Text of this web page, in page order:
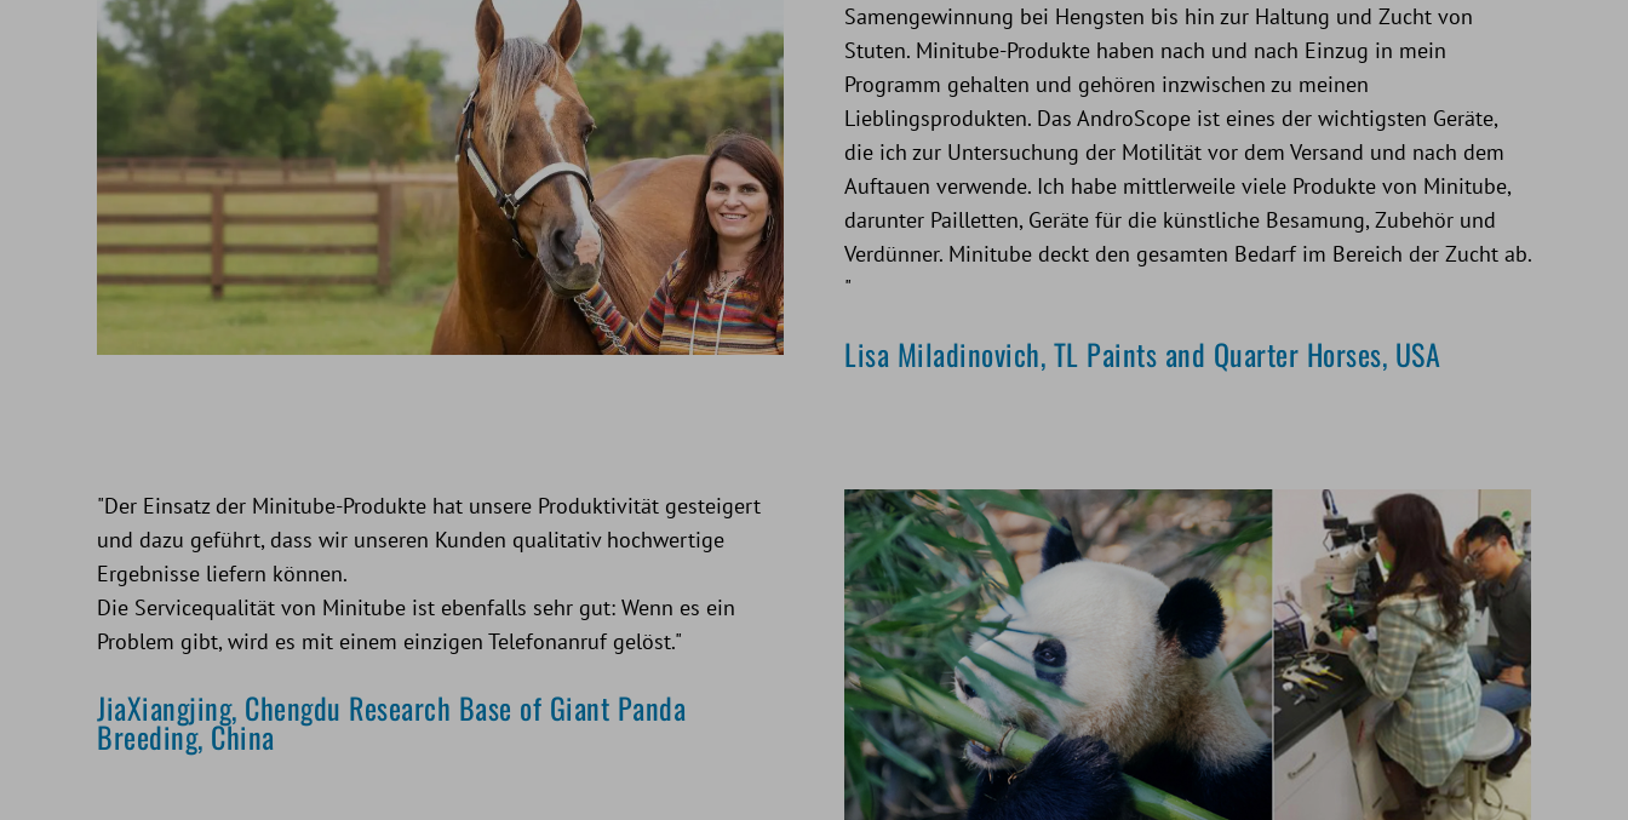
Samengewinnung bei Hengsten bis hin zur Haltung und Zucht von
Stuten. Minitube-Produkte haben nach und nach Einzug in mein
Programm gehalten und gehören inzwischen zu meinen
Lieblingsprodukten. Das AndroScope ist eines der wichtigsten Geräte,
die ich zur Untersuchung der Motilität vor dem Versand und nach dem
Auftauen verwende. Ich habe mittlerweile viele Produkte von Minitube,
darunter Pailletten, Geräte für die künstliche Besamung, Zubehör und
Verdünner. Minitube deckt den gesamten Bedarf im Bereich der Zucht ab.
"
Lisa Miladinovich, TL Paints and Quarter Horses, USA
"Der Einsatz der Minitube-Produkte hat unsere Produktivität gesteigert
und dazu geführt, dass wir unseren Kunden qualitativ hochwertige
Ergebnisse liefern können.
Die Servicequalität von Minitube ist ebenfalls sehr gut: Wenn es ein
Problem gibt, wird es mit einem einzigen Telefonanruf gelöst."
JiaXiangjing, Chengdu Research Base of Giant Panda
Breeding, China